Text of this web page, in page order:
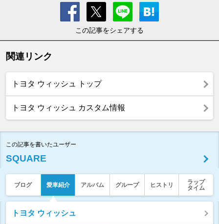
この記事をシェアする
関連リンク
トヨタ ウィッシュ トップ
トヨタ ウィッシュ カスタム情報
この記事を書いたユーザー
SQUARE
ブログ 愛車紹介 アルバム グループ ヒストリ
ラップ
タイム
トヨタ ウィッシュ